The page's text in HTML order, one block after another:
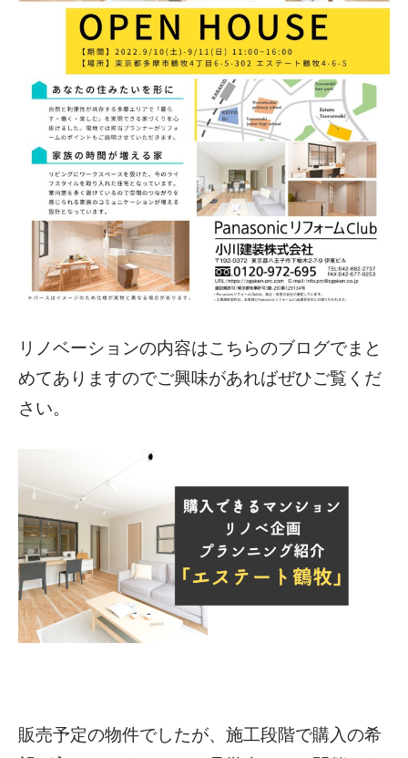
リノベーションの内容はこちらのブログでまと
めてありますのでご興味があればぜひご覧くだ
さい。
販売予定の物件でしたが、施工段階で購入の希